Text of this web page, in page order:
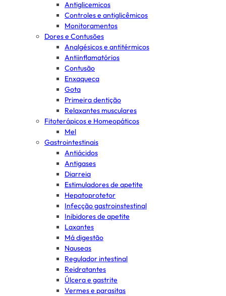
Antiglicemicos
Controles e antiglicêmicos
Monitoramentos
Dores e Contusões
Analgésicos e antitérmicos
Antiinflamatórios
Contusão
Enxaqueca
Gota
Primeira dentição
Relaxantes musculares
Fitoterápicos e Homeopáticos
Mel
Gastrointestinais
Antiácidos
Antigases
Diarreia
Estimuladores de apetite
Hepatoprotetor
Infecção gastroinstestinal
Inibidores de apetite
Laxantes
Má digestão
Nauseas
Regulador intestinal
Reidratantes
Úlcera e gastrite
Vermes e parasitas